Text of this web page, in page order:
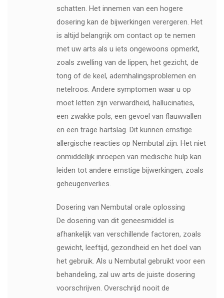
schatten. Het innemen van een hogere
dosering kan de bijwerkingen verergeren. Het
is altijd belangrijk om contact op te nemen
met uw arts als u iets ongewoons opmerkt,
zoals zwelling van de lippen, het gezicht, de
tong of de keel, ademhalingsproblemen en
netelroos. Andere symptomen waar u op
moet letten zijn verwardheid, hallucinaties,
een zwakke pols, een gevoel van flauwvallen
en een trage hartslag. Dit kunnen ernstige
allergische reacties op Nembutal zijn. Het niet
onmiddellijk inroepen van medische hulp kan
leiden tot andere ernstige bijwerkingen, zoals
geheugenverlies.
Dosering van Nembutal orale oplossing
De dosering van dit geneesmiddel is
afhankelijk van verschillende factoren, zoals
gewicht, leeftijd, gezondheid en het doel van
het gebruik. Als u Nembutal gebruikt voor een
behandeling, zal uw arts de juiste dosering
voorschrijven. Overschrijd nooit de